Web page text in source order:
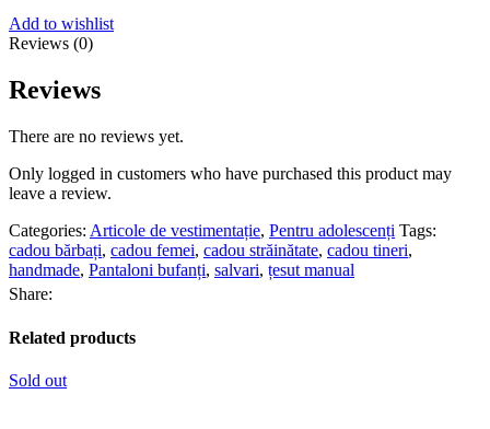
Add to wishlist
Reviews (0)
Reviews
There are no reviews yet.
Only logged in customers who have purchased this product may
leave a review.
Categories: Articole de vestimentație, Pentru adolescenți Tags:
cadou bărbați, cadou femei, cadou străinătate, cadou tineri,
handmade, Pantaloni bufanți, salvari, țesut manual
Share:
Related products
Sold out